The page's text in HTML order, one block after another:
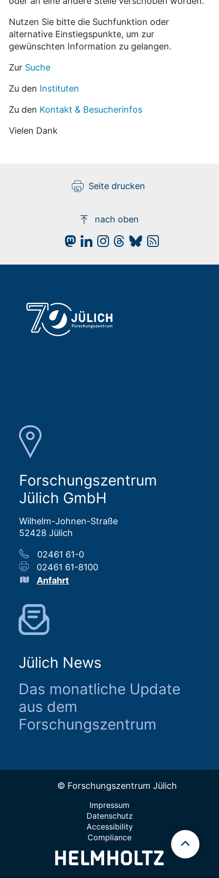
Nutzen Sie bitte die Suchfunktion oder
alternative Einstiegspunkte, um zur
gewünschten Information zu gelangen.
Zur Suche
Zu den Instituten
Zu den Kontakt & Besucherinfos
Vielen Dank
Seite drucken
nach oben
Forschungszentrum
Jülich GmbH
Wilhelm-Johnen-Straße
52428 Jülich
02461 61-0
02461 61-8100
Anfahrt
Jülich News
Das monatliche Update
aus dem
Forschungszentrum
© Forschungszentrum Jülich
Impressum
Datenschutz
Accessibility
Compliance